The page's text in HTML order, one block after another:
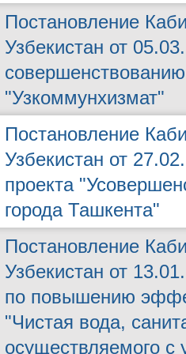
Постановление
Узбекистан от
совершенствованию
"Узкоммунхизмат"
Постановление
Узбекистан от
проекта
города Ташкента"
Постановление
Узбекистан от
по повышению
"Чистая вода,
осуществляемого